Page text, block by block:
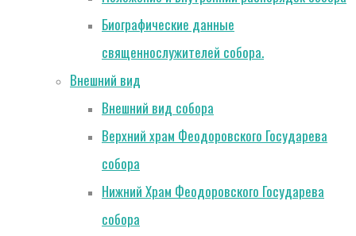
Биографические данные
священнослужителей собора.
Внешний вид
Внешний вид собора
Верхний храм Феодоровского Государева
собора
Нижний Храм Феодоровского Государева
собора